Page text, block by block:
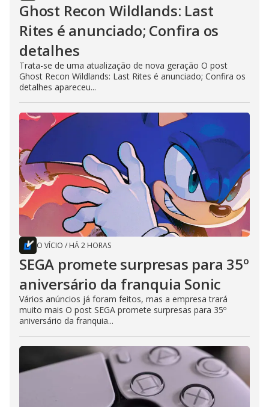
Ghost Recon Wildlands: Last
Rites é anunciado; Confira os
detalhes
Trata-se de uma atualização de nova geração O post
Ghost Recon Wildlands: Last Rites é anunciado; Confira os
detalhes apareceu...
O VÍCIO / HÁ 2 HORAS
SEGA promete surpresas para 35º
aniversário da franquia Sonic
Vários anúncios já foram feitos, mas a empresa trará
muito mais O post SEGA promete surpresas para 35º
aniversário da franquia...